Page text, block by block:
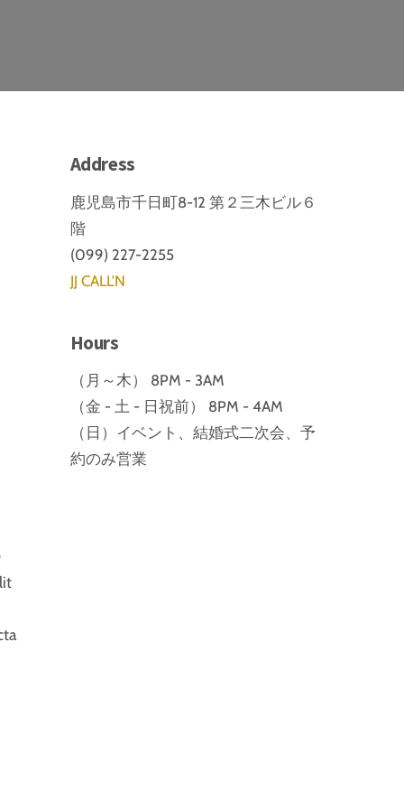
Address
鹿児島市千日町8-12 第２三木ビル６
階
(099) 227-2255
JJ CALL'N
Hours
（月～木） 8PM - 3AM
（金 - 土 - 日祝前） 8PM - 4AM
（日）イベント、結婚式二次会、予
約のみ営業